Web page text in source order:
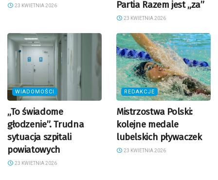
23 KWIETNIA 2026
Partia Razem jest „za”
23 KWIETNIA 2026
WIADOMOŚCI
„To świadome
głodzenie”. Trudna
sytuacja szpitali
powiatowych
23 KWIETNIA 2026
REDAKCJE
Mistrzostwa Polski:
kolejne medale
lubelskich pływaczek
23 KWIETNIA 2026